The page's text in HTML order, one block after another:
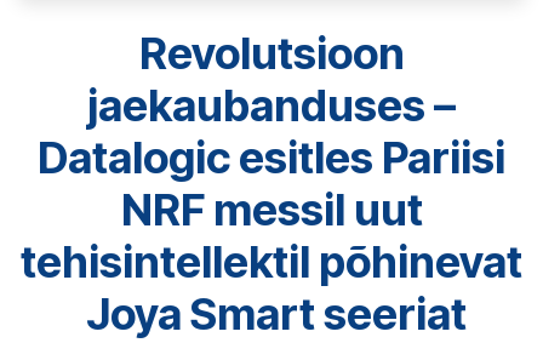
Revolutsioon
jaekaubanduses –
Datalogic esitles Pariisi
NRF messil uut
tehisintellektil põhinevat
Joya Smart seeriat